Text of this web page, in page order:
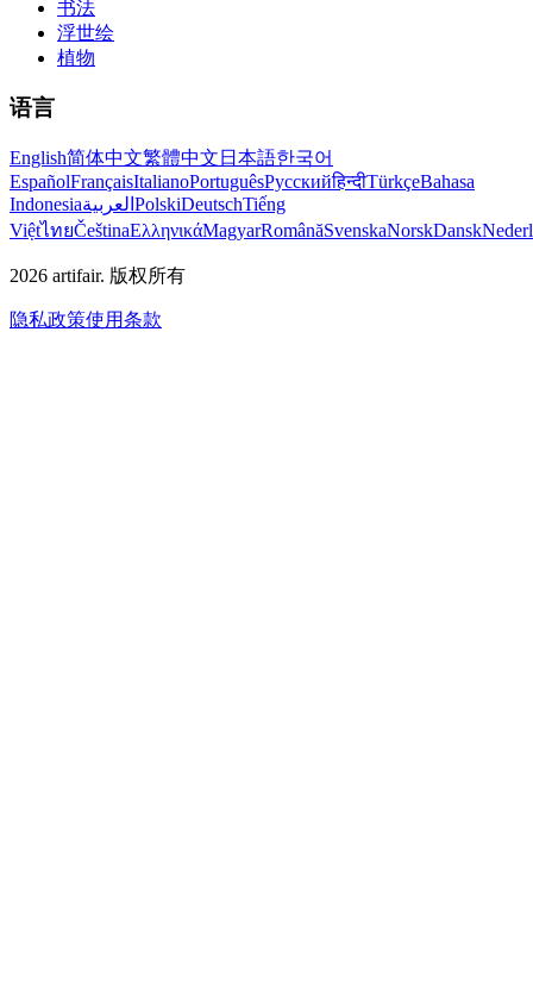
书法
浮世绘
植物
语言
English简体中文繁體中文 日本語한국어
EspañolFrançaisItalianoPortuguêsРусскийहिन्दीTürkçeBahasa
Indonesiaالعربية PolskiDeutschTiếng
ViệtไทยČeštinaΕλληνικάMagyarRomânăSvenskaNorskDansk
2026 artifair. 版权所有
隐私政策使用条款